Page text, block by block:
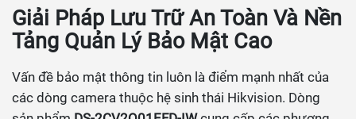
Giải Pháp Lưu Trữ An Toàn Và Nền
Tảng Quản Lý Bảo Mật Cao
Vấn đề bảo mật thông tin luôn là điểm mạnh nhất của
các dòng camera thuộc hệ sinh thái Hikvision. Dòng